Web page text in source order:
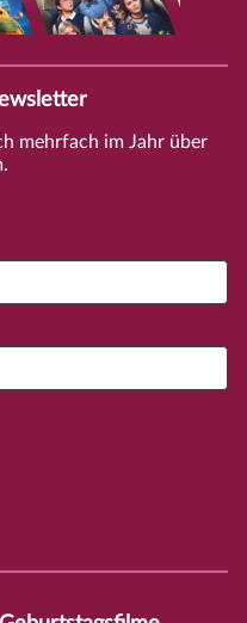
mehrfach im Jahr über